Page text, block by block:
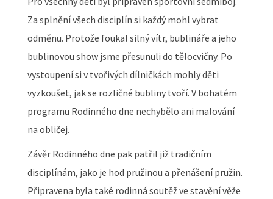
Za splnění všech disciplín si každý mohl vybrat
odměnu. Protože foukal silný vítr, bublináře a jeho
bublinovou show jsme přesunuli do tělocvičny. Po
vystoupení si v tvořivých dílničkách mohly děti
vyzkoušet, jak se rozličné bubliny tvoří. V bohatém
programu Rodinného dne nechybělo ani malování
na obličej.
Závěr Rodinného dne pak patřil již tradičním
disciplínám, jako je hod pružinou a přenášení pružin.
Připravena byla také rodinná soutěž ve stavění věže